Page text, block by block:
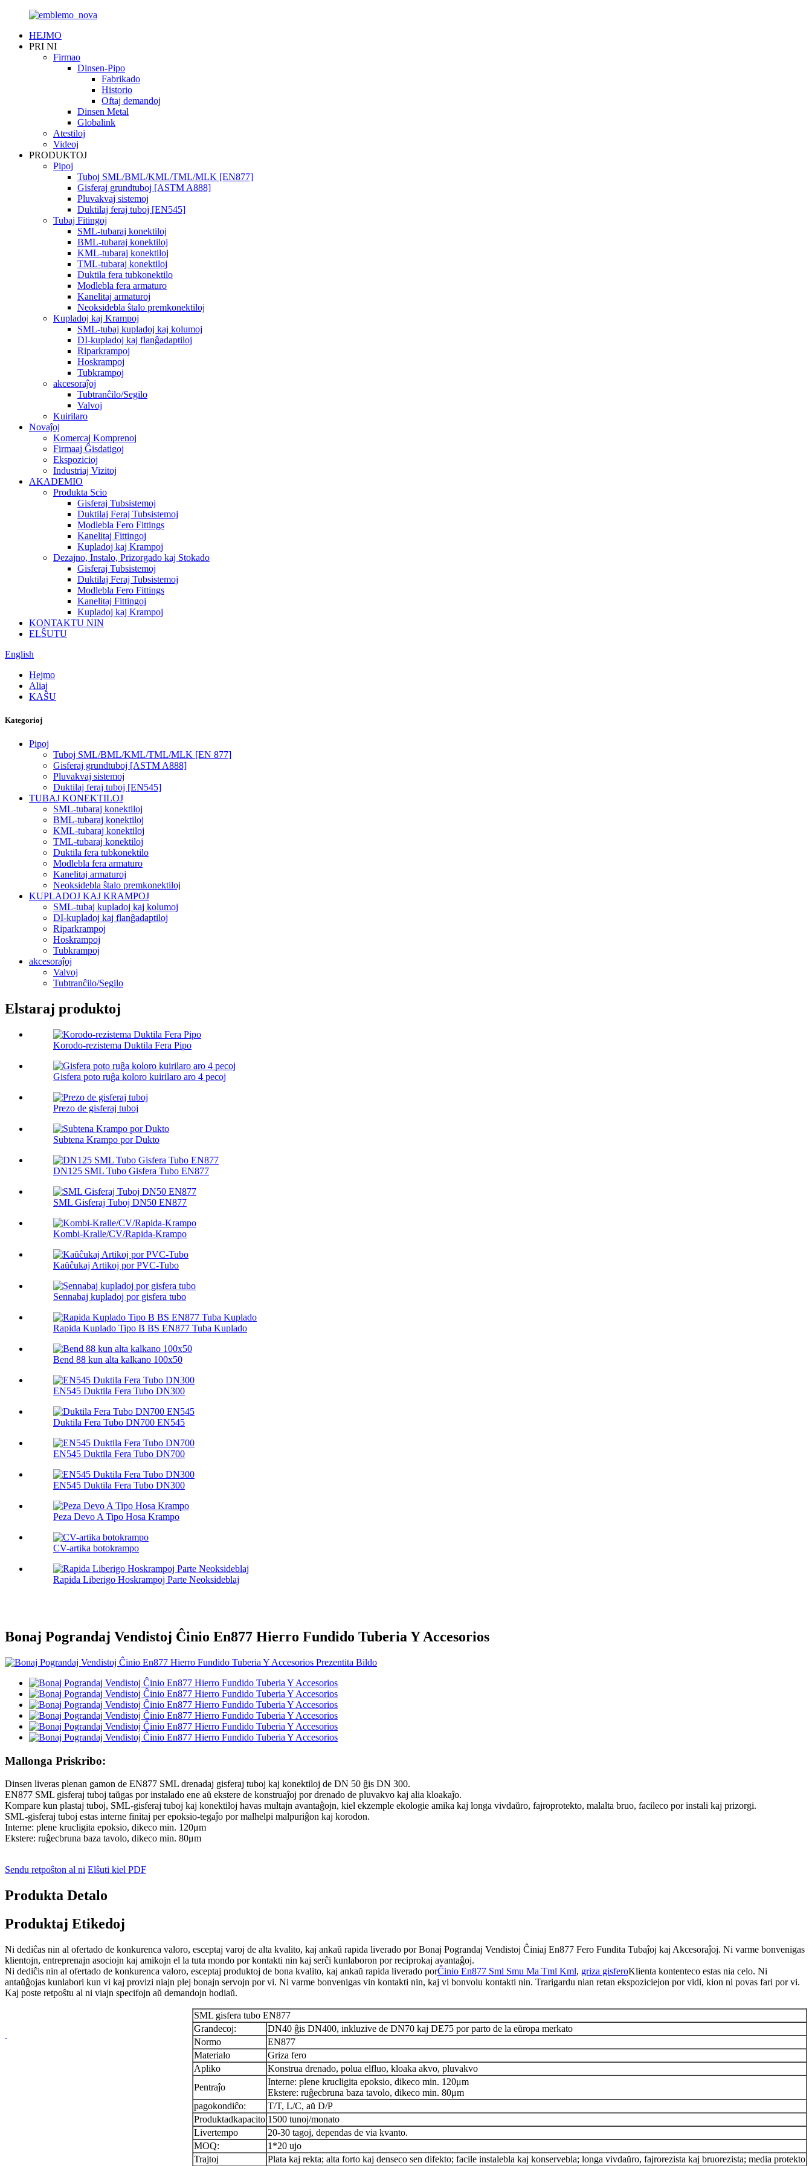
HEJMO
PRI NI
Firmao
Dinsen-Pipo
Fabrikado
Historio
Oftaj demandoj
Dinsen Metal
Globalink
Atestiloj
Videoj
PRODUKTOJ
Pipoj
Tuboj SML/BML/KML/TML/MLK [EN877]
Gisferaj grundtuboj [ASTM A888]
Pluvakvaj sistemoj
Duktilaj feraj tuboj [EN545]
Tubaj Fitingoj
SML-tubaraj konektiloj
BML-tubaraj konektiloj
KML-tubaraj konektiloj
TML-tubaraj konektiloj
Duktila fera tubkonektilo
Modlebla fera armaturo
Kanelitaj armaturoj
Neoksidebla ŝtalo premkonektiloj
Kupladoj kaj Krampoj
SML-tubaj kupladoj kaj kolumoj
DI-kupladoj kaj flanĝadaptiloj
Riparkrampoj
Hoskrampoj
Tubkrampoj
akcesoraĵoj
Tubtranĉilo/Segilo
Valvoj
Kuirilaro
Novaĵoj
Komercaj Komprenoj
Firmaaj Ĝisdatigoj
Ekspozicioj
Industriaj Vizitoj
AKADEMIO
Produkta Scio
Gisferaj Tubsistemoj
Duktilaj Feraj Tubsistemoj
Modlebla Fero Fittings
Kanelitaj Fittingoj
Kupladoj kaj Krampoj
Dezajno, Instalo, Prizorgado kaj Stokado
Gisferaj Tubsistemoj
Duktilaj Feraj Tubsistemoj
Modlebla Fero Fittings
Kanelitaj Fittingoj
Kupladoj kaj Krampoj
KONTAKTU NIN
ELŜUTU
English
Hejmo
Aliaj
KAŜU
Kategorioj
Pipoj
Tuboj SML/BML/KML/TML/MLK [EN 877]
Gisferaj grundtuboj [ASTM A888]
Pluvakvaj sistemoj
Duktilaj feraj tuboj [EN545]
TUBAJ KONEKTILOJ
SML-tubaraj konektiloj
BML-tubaraj konektiloj
KML-tubaraj konektiloj
TML-tubaraj konektiloj
Duktila fera tubkonektilo
Modlebla fera armaturo
Kanelitaj armaturoj
Neoksidebla ŝtalo premkonektiloj
KUPLADOJ KAJ KRAMPOJ
SML-tubaj kupladoj kaj kolumoj
DI-kupladoj kaj flanĝadaptiloj
Riparkrampoj
Hoskrampoj
Tubkrampoj
akcesoraĵoj
Valvoj
Tubtranĉilo/Segilo
Elstaraj produktoj
Korodo-rezistema Duktila Fera Pipo
Gisfera poto ruĝa koloro kuirilaro aro 4 pecoj
Prezo de gisferaj tuboj
Subtena Krampo por Dukto
DN125 SML Tubo Gisfera Tubo EN877
SML Gisferaj Tuboj DN50 EN877
Kombi-Kralle/CV/Rapida-Krampo
Kaŭĉukaj Artikoj por PVC-Tubo
Sennabaj kupladoj por gisfera tubo
Rapida Kuplado Tipo B BS EN877 Tuba Kuplado
Bend 88 kun alta kalkano 100х50
EN545 Duktila Fera Tubo DN300
Duktila Fera Tubo DN700 EN545
EN545 Duktila Fera Tubo DN700
EN545 Duktila Fera Tubo DN300
Peza Devo A Tipo Hosa Krampo
CV-artika botokrampo
Rapida Liberigo Hoskrampoj Parte Neoksideblaj
Bonaj Pograndaj Vendistoj Ĉinio En877 Hierro Fundido Tuberia Y Accesorios
Mallonga Priskribo:
Dinsen liveras plenan gamon de EN877 SML drenadaj gisferaj tuboj kaj konektiloj de DN 50 ĝis DN 300.
EN877 SML gisferaj tuboj taŭgas por instalado ene aŭ ekstere de konstruaĵoj por drenado de pluvakvo kaj alia kloakaĵo.
Kompare kun plastaj tuboj, SML-gisferaj tuboj kaj konektiloj havas multajn avantaĝojn, kiel ekzemple ekologie amika kaj longa vivdaŭro, fajroprotekto, malalta bruo, facileco por instali kaj prizorgi.
SML-gisferaj tuboj estas interne finitaj per epoksio-tegaĵo por malhelpi malpuriĝon kaj korodon.
Interne: plene krucligita epoksio, dikeco min. 120μm
Ekstere: ruĝecbruna baza tavolo, dikeco min. 80μm
Sendu retpoŝton al ni Elŝuti kiel PDF
Produkta Detalo
Produktaj Etikedoj
Ni dediĉas nin al ofertado de konkurenca valoro, esceptaj varoj de alta kvalito, kaj ankaŭ rapida liverado por Bonaj Pograndaj Vendistoj Ĉiniaj En877 Fero Fundita Tubaĵoj kaj Akcesoraĵoj. Ni varme bonvenigas
klientojn, entreprenajn asociojn kaj amikojn el la tuta mondo por kontakti nin kaj serĉi kunlaboron por reciprokaj avantaĝoj.
Ni dediĉis nin al ofertado de konkurenca valoro, esceptaj produktoj de bona kvalito, kaj ankaŭ rapida liverado porĈinio En877 Sml Smu Ma Tml Kml, griza gisferoKlienta kontenteco estas nia celo. Ni
antaŭĝojas kunlabori kun vi kaj provizi niajn plej bonajn servojn por vi. Ni varme bonvenigas vin kontakti nin, kaj vi bonvolu kontakti nin. Trarigardu nian retan ekspoziciejon por vidi, kion ni povas fari por vi.
Kaj poste retpoŝtu al ni viajn specifojn aŭ demandojn hodiaŭ.
SML gisfera tubo EN877
Grandecoj:
DN40 ĝis DN400, inkluzive de DN70 kaj DE75 por parto de la eŭropa merkato
Normo
EN877
Materialo
Griza fero
Apliko
Konstrua drenado, polua elfluo, kloaka akvo, pluvakvo
Pentraĵo
Interne: plene krucligita epoksio, dikeco min. 120μm
Ekstere: ruĝecbruna baza tavolo, dikeco min. 80μm
pagokondiĉo:
T/T, L/C, aŭ D/P
Produktadkapacito 1500 tunoj/monato
Livertempo
20-30 tagoj, dependas de via kvanto.
MOQ:
1*20 ujo
Trajtoj
Plata kaj rekta; alta forto kaj denseco sen difekto; facile instalebla kaj konservebla; longa vivdaŭro, fajrorezista kaj bruorezista; media protekto